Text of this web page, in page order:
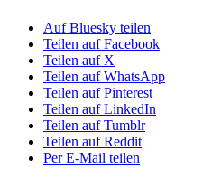
Auf Bluesky teilen
Teilen auf Facebook
Teilen auf X
Teilen auf WhatsApp
Teilen auf Pinterest
Teilen auf LinkedIn
Teilen auf Tumblr
Teilen auf Reddit
Per E-Mail teilen